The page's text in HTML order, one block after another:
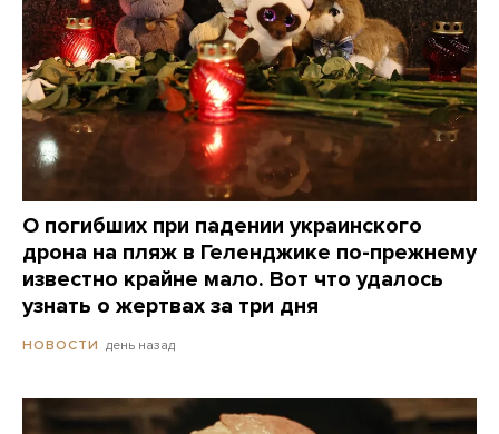
О погибших при падении украинского
дрона на пляж в Геленджике по-прежнему
известно крайне мало. Вот что удалось
узнать о жертвах за три дня
НОВОСТИ день назад